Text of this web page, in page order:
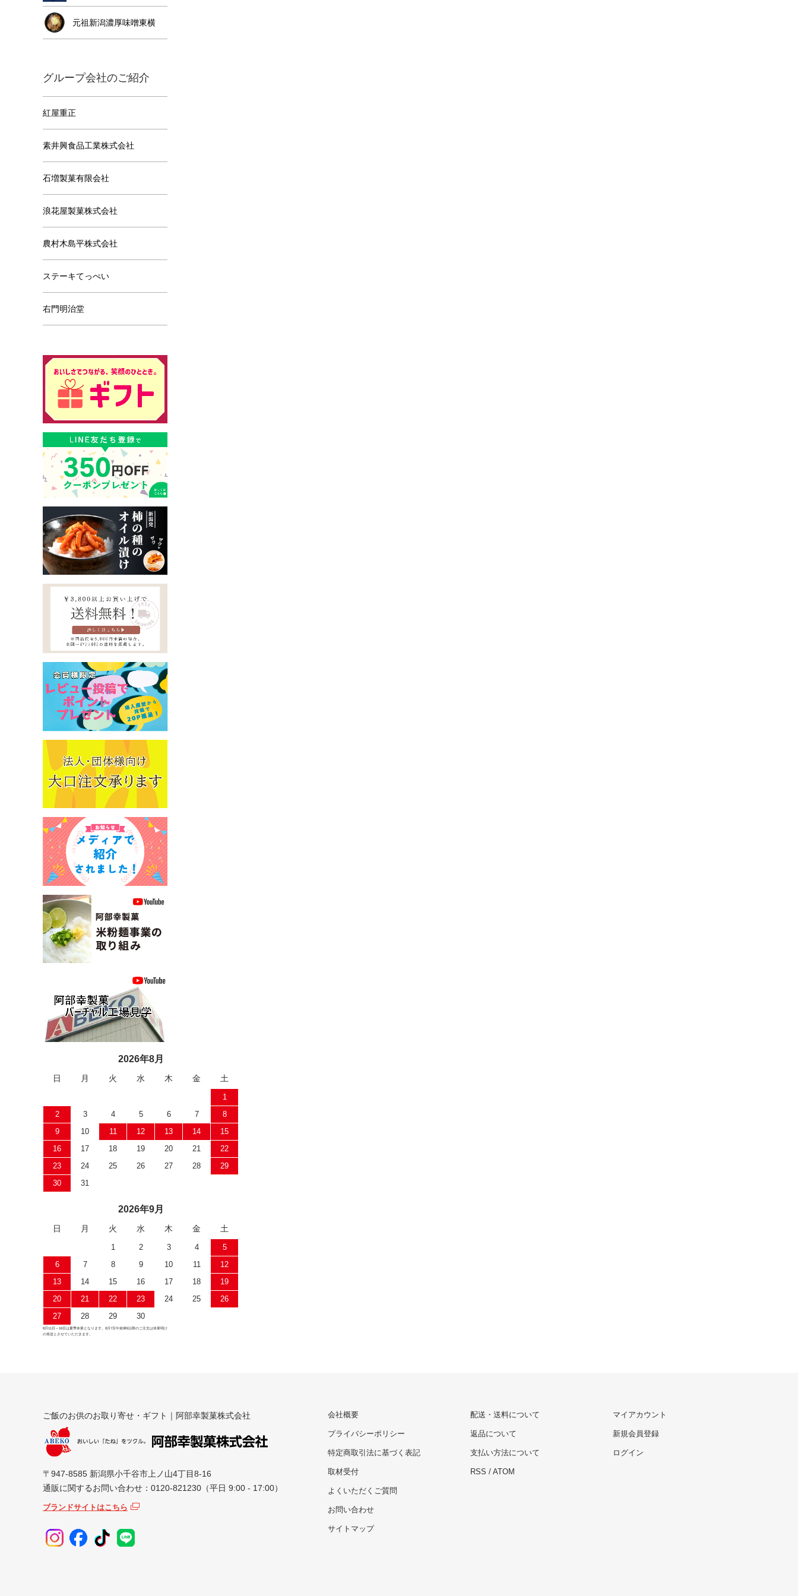
元祖新潟濃厚味噌東横
グループ会社のご紹介
紅屋重正
素井興食品工業株式会社
石増製菓有限会社
浪花屋製菓株式会社
農村木島平株式会社
ステーキてっぺい
右門明治堂
2026年8月
日 月 火 水 木 金 土
1
2
3 4 5 6 7
8
9
10 11 12 13 14
15
16
17 18 19 20 21
22
23
24 25 26 27 28
29
30
31
2026年9月
日 月 火 水 木 金 土
1 2 3 4
5
6
7 8 9 10 11
12
13
14 15 16 17 18
19
20
21 22 23 24 25
26
27
28 29 30
8月11日～16日は夏季休業となります。8月7日午前8時以降のご注文は休業明け
の発送とさせていただきます。
ご飯のお供のお取り寄せ・ギフト｜阿部幸製菓株式会社
〒947-8585 新潟県小千谷市上ノ山4丁目8-16
通販に関するお問い合わせ：0120-821230（平日 9:00 - 17:00）
ブランドサイトはこちら
会社概要
プライバシーポリシー
特定商取引法に基づく表記
取材受付
よくいただくご質問
お問い合わせ
サイトマップ
配送・送料について
返品について
支払い方法について
RSS / ATOM
マイアカウント
新規会員登録
ログイン